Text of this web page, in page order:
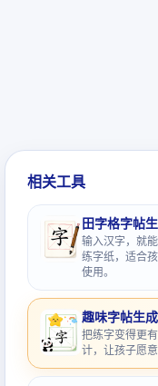
相关工具
田字格字帖
输入汉字，就
练字纸，适合
使用。
趣味字帖生
把练字变得更
计，让孩子愿意